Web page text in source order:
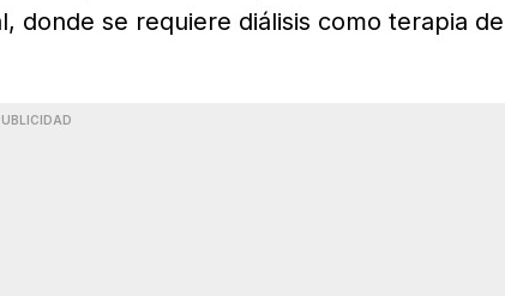
donde se requiere diálisis como terapia de